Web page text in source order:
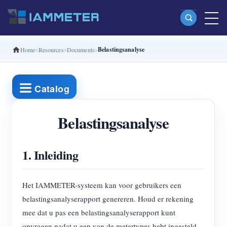
Producten
Enkelfasige Wi-Fi-energiemeter (WEM3080)
Split-phase Wi-Fi-energiemeter (WEM2067)
Driefasige Wi-Fi-energiemeter (WEM3046T)
Driefasige Wi-Fi-energiemeter (WEM3050T)
IAMMETER Cloud Pro
Self-hostingservice
Home Resources Documents Belastingsanalyse
Catalog
Belastingsanalyse
1. Inleiding
Het IAMMETER-systeem kan voor gebruikers een
belastingsanalyserapport genereren. Houd er rekening
mee dat u pas een belastingsanalyserapport kunt